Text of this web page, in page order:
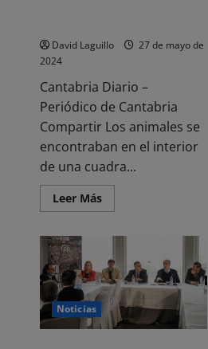
David Laguillo
27 de mayo de
2024
Cantabria Diario –
Periódico de Cantabria
Compartir Los animales se
encontraban en el interior
de una cuadra...
Leer MásLeer
más
la
muerte
de
una
vaca
un
Noticias